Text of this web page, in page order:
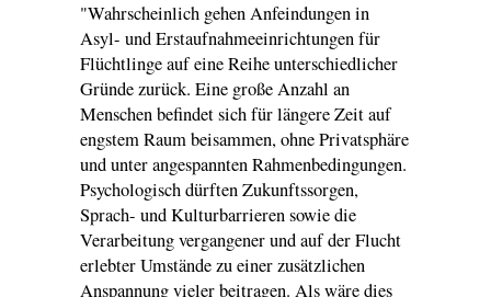
"Wahrscheinlich gehen Anfeindungen in
Asyl- und Erstaufnahmeeinrichtungen für
Flüchtlinge auf eine Reihe unterschiedlicher
Gründe zurück. Eine große Anzahl an
Menschen befindet sich für längere Zeit auf
engstem Raum beisammen, ohne Privatsphäre
und unter angespannten Rahmenbedingungen.
Psychologisch dürften Zukunftssorgen,
Sprach- und Kulturbarrieren sowie die
Verarbeitung vergangener und auf der Flucht
erlebter Umstände zu einer zusätzlichen
Anspannung vieler beitragen. Als wäre dies